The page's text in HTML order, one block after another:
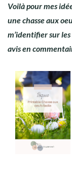
Voilà pour mes
une chasse aux
m’identifier sur
avis en